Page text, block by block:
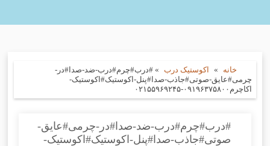
خانه » اکوستیک درب »#درب#چرم#درب-ضد-صدا#در-
چرمی#عایق-صوتی#جاذب-صدا#پنل-اکوستیک#اکوستیک-
اکاچرم۰۹۱۹۶۳۷۵۸۰۰-۰۲۱۵۵۹۶۹۲۴۵
#درب#چرم#درب-ضد-صدا#در-چرمی#عایق-
صوتی#جاذب-صدا#پنل-اکوستیک#اکوستیک-